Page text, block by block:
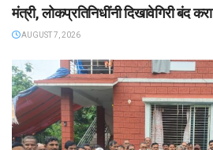
मंत्री, लोकप्रतिनिधींनी दिखावेगिरी बंद करा
AUGUST 7, 2026